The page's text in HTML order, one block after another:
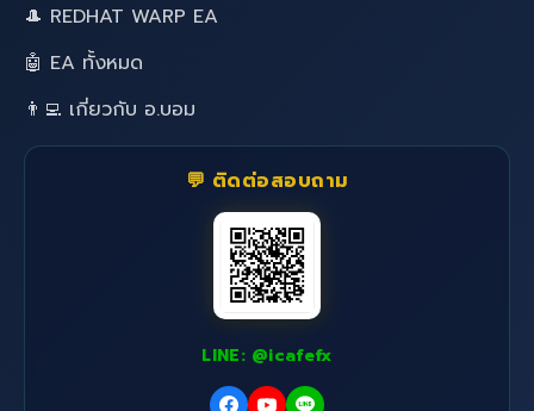
🎩 REDHAT WARP EA
🤖 EA ทั้งหมด
👨‍💻 เกี่ยวกับ อ.บอม
💬 ติดต่อสอบถาม
LINE: @icafefx